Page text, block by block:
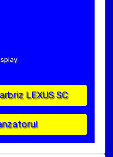
LEXUS SC